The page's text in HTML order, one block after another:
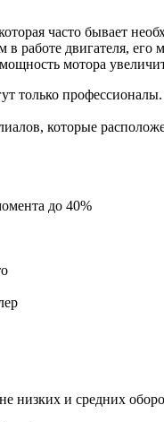
часто бывает
работе двигателя,
мотора
только профессионалы.
которые
до 40%
низких и средних